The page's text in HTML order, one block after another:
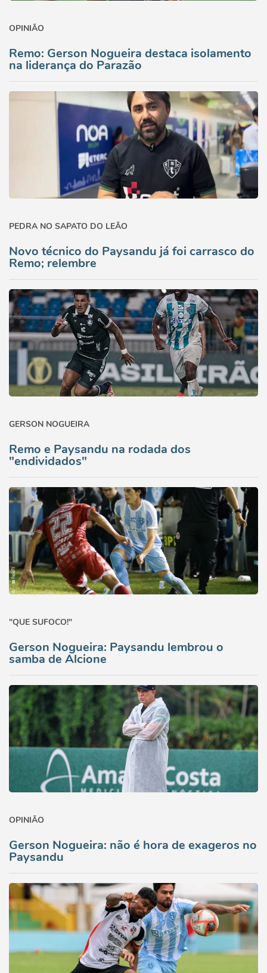
OPINIÃO
Remo: Gerson Nogueira destaca isolamento
na liderança do Parazão
PEDRA NO SAPATO DO LEÃO
Novo técnico do Paysandu já foi carrasco do
Remo; relembre
GERSON NOGUEIRA
Remo e Paysandu na rodada dos
"endividados"
"QUE SUFOCO!"
Gerson Nogueira: Paysandu lembrou o
samba de Alcione
OPINIÃO
Gerson Nogueira: não é hora de exageros no
Paysandu